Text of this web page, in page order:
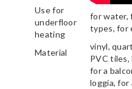
Use for
underfloor
heating
for water,
types, for
Material
vinyl,
PVC tiles,
for a
loggia, for